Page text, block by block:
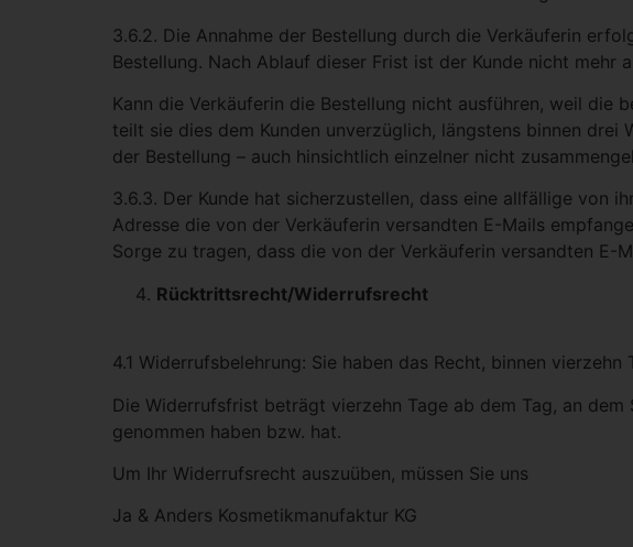
3.6.2. Die Annahme der Bestellung durch die Verkäuferin
Bestellung. Nach Ablauf dieser Frist ist der Kunde nicht mehr
Kann die Verkäuferin die Bestellung nicht ausführen, weil
teilt sie dies dem Kunden unverzüglich, längstens binnen
der Bestellung – auch hinsichtlich einzelner nicht
3.6.3. Der Kunde hat sicherzustellen, dass eine allfällige von
Adresse die von der Verkäuferin versandten E-Mails
Sorge zu tragen, dass die von der Verkäuferin versandten E-
Rücktrittsrecht/Widerrufsrecht
4.1 Widerrufsbelehrung: Sie haben das Recht, binnen
Die Widerrufsfrist beträgt vierzehn Tage ab dem Tag, an
genommen haben bzw. hat.
Um Ihr Widerrufsrecht auszuüben, müssen Sie uns
Ja & Anders Kosmetikmanufaktur KG